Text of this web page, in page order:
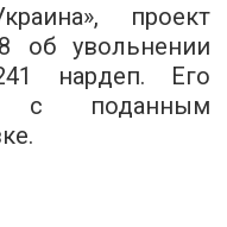
», проект
об увольнении
нардеп. Его
с поданным